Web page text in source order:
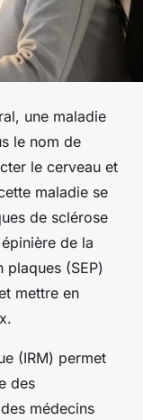
une maladie
le nom de
le cerveau et
maladie se
de sclérose
de la
plaques (SEP)
mettre en
(IRM) permet
des
médecins